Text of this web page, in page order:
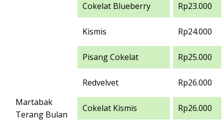
Martabak
Terang Bulan
Cokelat Blueberry Rp23.000
Kismis Rp24.000
Pisang Cokelat Rp25.000
Redvelvet Rp26.000
Cokelat Kismis Rp26.000